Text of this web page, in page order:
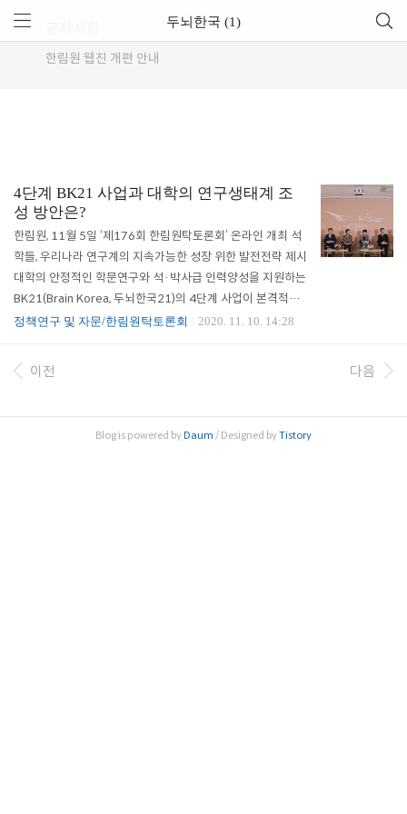
한림원 웹진 개편 안내
두뇌한국 (1)
4단계 BK21 사업과 대학의 연구생태계 조
성 방안은?
한림원, 11월 5일 ‘제176회 한림원탁토론회’ 온라인 개최 석
학들, 우리나라 연구계의 지속가능한 성장 위한 발전전략 제시
대학의 안정적인 학문연구와 석·박사급 인력양성을 지원하는
BK21(Brain Korea, 두뇌한국21)의 4단계 사업이 본격적으
로 시행되는 가운데, 과학기술 및 교육 등 관계 분야 전문가들
기술한림원(원장 한민구, 이하 과기한림원)은 11월 5일 오후
3시, ‘4단계 BK21 사업과 대학의 혁신’을 주제로 ‘제176회 한
태계의 체질변화, 대학원 교육의 혁신, BK21 사업의 지향점 등
정책연구 및 자문/한림원탁토론회 2020. 11. 10. 14:28
이전 다음
Blog is powered byDaum / Designed byTistory